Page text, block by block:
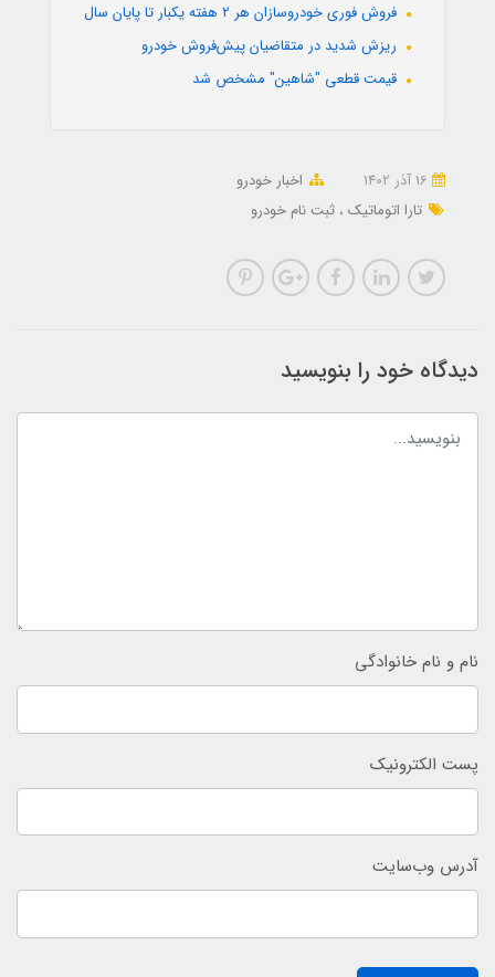
فروش فوری خودروسازان هر ۲ هفته یکبار تا پایان سال
ریزش شدید در متقاضیان پیش‌فروش خودرو
قیمت قطعی "شاهین" مشخص شد
اخبار خودرو
تارا اتوماتیک ثبت نام خودرو
دیدگاه خود را بنویسید
نام و نام خانوادگی
پست الکترونیک
آدرس وب‌سایت